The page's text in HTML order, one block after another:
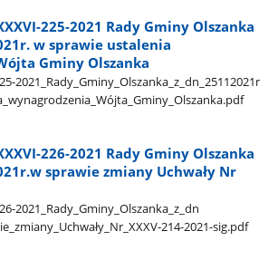
225-2021 Rady Gminy Olszanka
w sprawie ustalenia
Gminy Olszanka
2021​_Rady​_Gminy​_Olszanka​_z​_dn​_25112021r​
226-2021 Rady Gminy Olszanka
sprawie zmiany Uchwały Nr
2021​_Rady​_Gminy​_Olszanka​_z​_dn​
214-2021-sig.pdf